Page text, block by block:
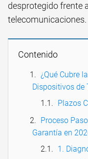
desprotegido frente
telecomunicaciones.
Contenido
¿Qué Cubre
Dispositivos de
Plazos
Proceso
Garantía en
1.